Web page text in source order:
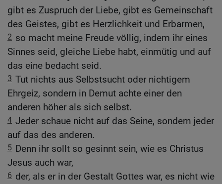
gibt es Zuspruch der Liebe, gibt es Gemeinschaft
des Geistes, gibt es Herzlichkeit und Erbarmen,
2 so macht meine Freude völlig, indem ihr eines
Sinnes seid, gleiche Liebe habt, einmütig und auf
das eine bedacht seid.
3 Tut nichts aus Selbstsucht oder nichtigem
Ehrgeiz, sondern in Demut achte einer den
anderen höher als sich selbst.
4 Jeder schaue nicht auf das Seine, sondern jeder
auf das des anderen.
5 Denn ihr sollt so gesinnt sein, wie es Christus
Jesus auch war,
6 der, als er in der Gestalt Gottes war, es nicht wie